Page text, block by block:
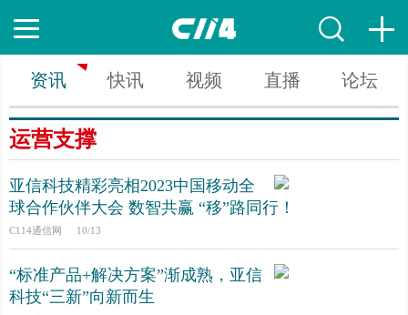
资讯 快讯 视频 直播 论坛
运营支撑
亚信科技精彩亮相2023中国移动全
球合作伙伴大会 数智共赢 “移”路同行！
C114通信网 10/13
“标准产品+解决方案”渐成熟，亚信
科技“三新”向新而生